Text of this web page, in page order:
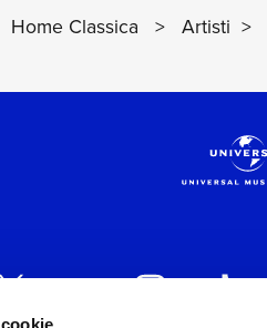
Home Classica > Artisti >